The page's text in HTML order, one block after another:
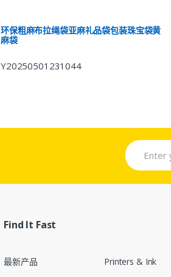
环保粗麻布拉绳袋亚麻礼品袋包装珠宝袋黄
麻袋
Y20250501231044
Find It Fast
最新产品 Printers & Ink